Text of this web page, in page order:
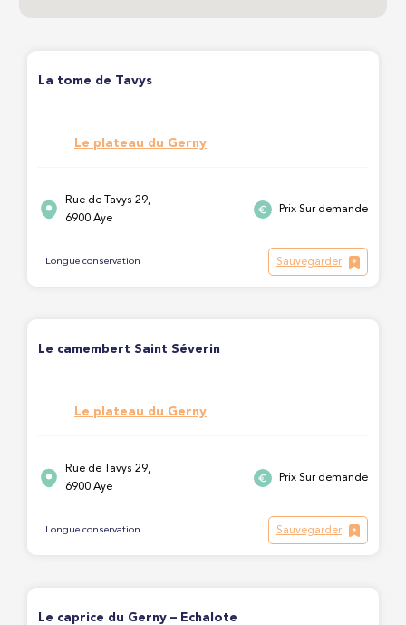
La tome de Tavys
Le plateau du Gerny
Rue de Tavys 29,
6900 Aye
Prix Sur demande
Longue conservation Sauvegarder
Le camembert Saint Séverin
Le plateau du Gerny
Rue de Tavys 29,
6900 Aye
Prix Sur demande
Longue conservation Sauvegarder
Le caprice du Gerny – Echalote